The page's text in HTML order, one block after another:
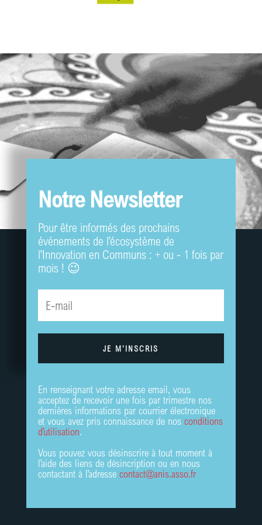
Notre Newsletter
Pour être informés des prochains
événements de l’écosystème de
l’Innovation en Communs : + ou - 1 fois par
mois ! 😉
JE M'INSCRIS
En renseignant votre adresse email, vous
acceptez de recevoir une fois par trimestre nos
dernières informations par courrier électronique
et vous avez pris connaissance de nos conditions
d’utilisation.
Vous pouvez vous désinscrire à tout moment à
l’aide des liens de désincription ou en nous
contactant à l’adresse contact@anis.asso.fr